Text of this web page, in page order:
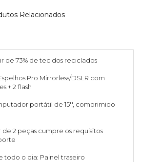
Relacionados
de 73% de tecidos reciclados
Pro Mirrorless/DSLR com
+ 2 flash
portátil de 15'', comprimido
2 peças cumpre os requisitos
todo o dia: Painel traseiro